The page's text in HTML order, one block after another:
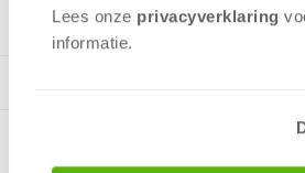
Lees onze privacyverklaring
informatie.